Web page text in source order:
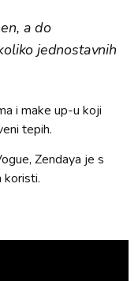
a do
jednostavnih
i make up-u koji
tepih.
Zendaya je s
koristi.